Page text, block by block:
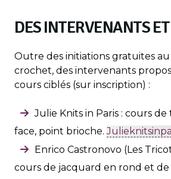
DES INTERVENANTS
Outre des initiations gratuites
crochet, des intervenants
cours ciblés (sur inscription) :
Julie Knits in Paris : cours
face, point brioche.
Enrico Castronovo (Les
cours de jacquard en rond et